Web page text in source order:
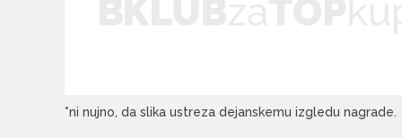
*ni nujno, da slika ustreza dejanskemu izgledu nagrade.